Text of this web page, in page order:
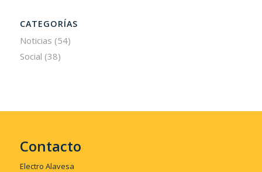
CATEGORÍAS
Noticias (54)
Social (38)
Contacto
Electro Alavesa